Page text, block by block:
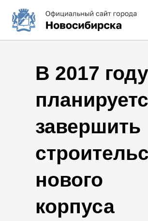
В 2017 году
завершить
нового
корпуса